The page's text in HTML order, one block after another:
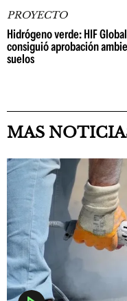
PROYECTO
Hidrógeno verde: HIF
consiguió aprobación
suelos
MAS